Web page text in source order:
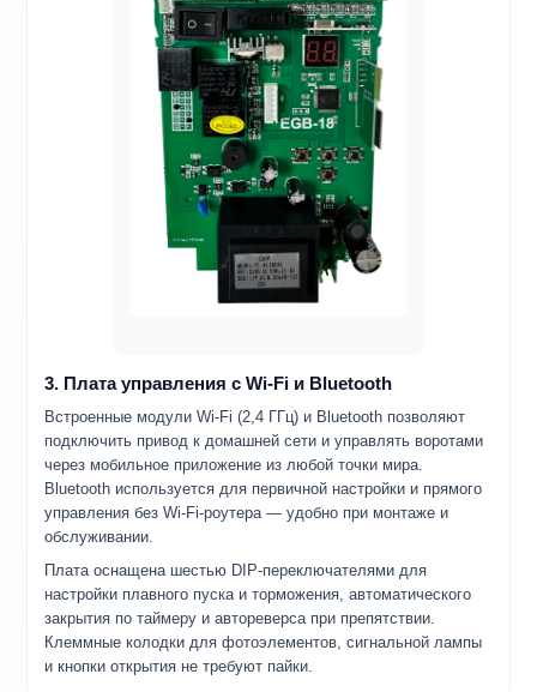
3. Плата управления с Wi-Fi и Bluetooth
Встроенные модули Wi-Fi (2,4 ГГц) и Bluetooth позволяют
подключить привод к домашней сети и управлять воротами
через мобильное приложение из любой точки мира.
Bluetooth используется для первичной настройки и прямого
управления без Wi-Fi-роутера — удобно при монтаже и
обслуживании.
Плата оснащена шестью DIP-переключателями для
настройки плавного пуска и торможения, автоматического
закрытия по таймеру и автореверса при препятствии.
Клеммные колодки для фотоэлементов, сигнальной лампы
и кнопки открытия не требуют пайки.